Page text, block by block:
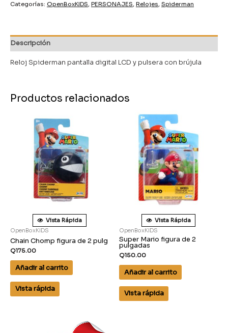
Categorías: OpenBoxKIDS, PERSONAJES, Relojes, Spiderman
Descripción
Reloj Spiderman pantalla digital LCD y pulsera con brújula
Productos relacionados
Vista Rápida
OpenBoxKIDS
Chain Chomp figura de 2 pulg
Q175.00
Añadir al carrito
Vista rápida
Vista Rápida
OpenBoxKIDS
Super Mario figura de 2
pulgadas
Q150.00
Añadir al carrito
Vista rápida